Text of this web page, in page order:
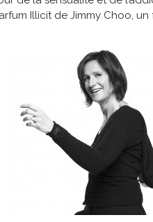
Illicit de Jimmy Choo,